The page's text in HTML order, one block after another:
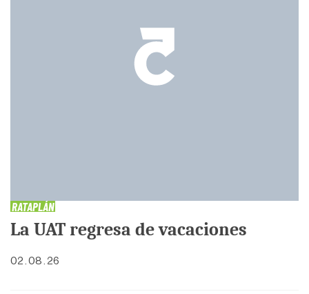
RATAPLÁN
La UAT regresa de vacaciones
02 . 08 . 26